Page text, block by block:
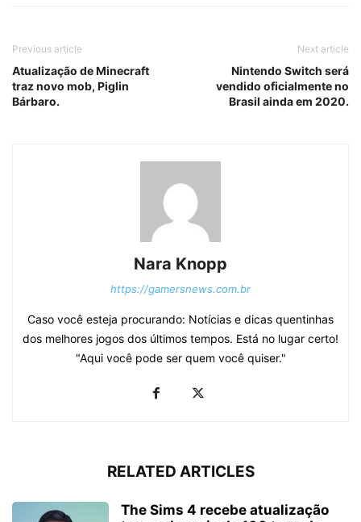
Previous article
Atualização de Minecraft
traz novo mob, Piglin
Bárbaro.
Next article
Nintendo Switch será
vendido oficialmente no
Brasil ainda em 2020.
Nara Knopp
https://gamersnews.com.br
Caso você esteja procurando: Notícias e dicas quentinhas
dos melhores jogos dos últimos tempos. Está no lugar certo!
"Aqui você pode ser quem você quiser."
RELATED ARTICLES
The Sims 4 recebe atualização